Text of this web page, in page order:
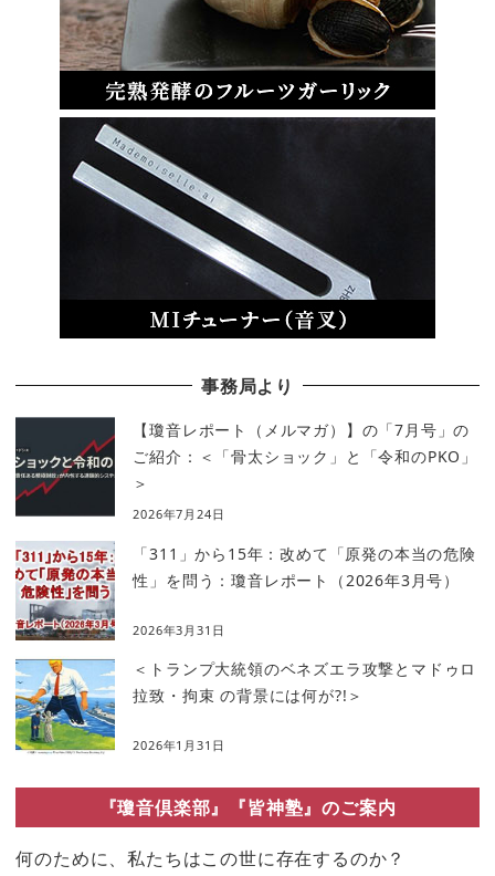
事務局より
【瓊音レポート（メルマガ）】の「7月号」の
ご紹介：＜「骨太ショック」と「令和のPKO」
＞
2026年7月24日
「311」から15年：改めて「原発の本当の危険
性」を問う：瓊音レポート（2026年3月号）
2026年3月31日
＜トランプ大統領のベネズエラ攻撃とマドゥロ
拉致・拘束 の背景には何が?!＞
2026年1月31日
『瓊音倶楽部』『皆神塾』のご案内
何のために、私たちはこの世に存在するのか？